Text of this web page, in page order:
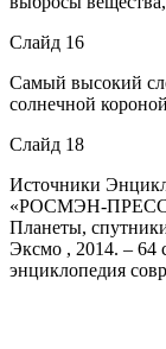
Слайд 16
Самый высокий
солнечной
Слайд 18
Источники
«РОСМЭН-ПРЕСС»,
Планеты,
Эксмо , 2014. – 64
энциклопедия